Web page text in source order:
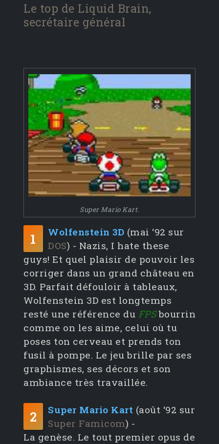
Le top de Liquid Brain,
secrétaire général
Super Mario Kart.
1 Wolfenstein 3D (mai ‘92 sur
DOS) - Nazis, I hate these
guys! Et quel plaisir de pouvoir les
corriger dans un grand château en
3D. Parfait défouloir à tableaux,
Wolfenstein 3D est longtemps
resté une référence du FPSbourrin
comme on les aime, celui où tu
poses ton cerveau et prends ton
fusil à pompe. Le jeu brille par ses
graphismes, ses décors et son
ambiance très travaillée.
2 Super Mario Kart (août ‘92 sur
Super Famicom) -
La genèse. Le tout premier opus de